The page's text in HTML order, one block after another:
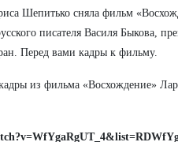
Шепитько сняла фильм
писателя Василя Быкова,
Перед вами кадры к фильму.
из фильма «Восхождение»